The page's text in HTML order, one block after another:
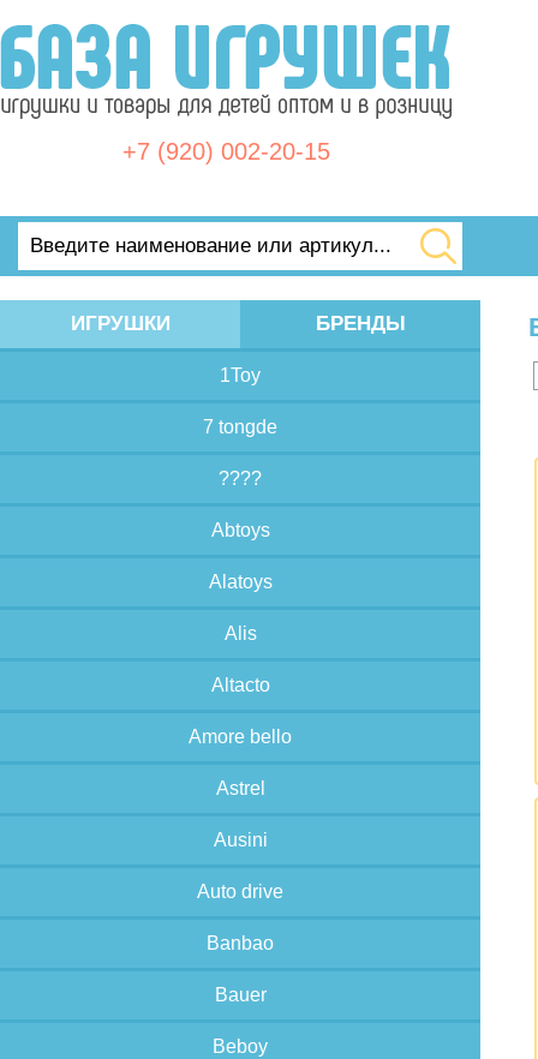
+7 (920) 002-20-15
ИГРУШКИ БРЕНДЫ
1Toy
7 tongde
????
Abtoys
Alatoys
Alis
Altacto
Amore bello
Astrel
Ausini
Auto drive
Banbao
Bauer
Beboy